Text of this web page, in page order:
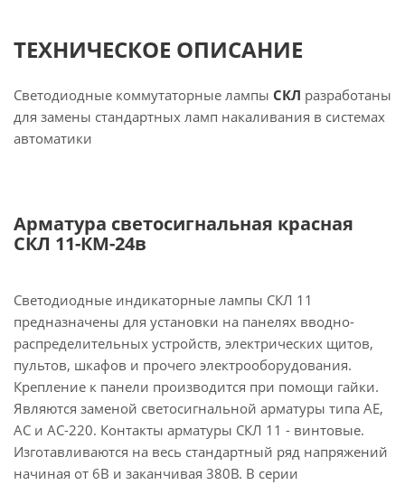
ТЕХНИЧЕСКОЕ ОПИСАНИЕ
Светодиодные коммутаторные лампы СКЛ разработаны
для замены стандартных ламп накаливания в системах
автоматики
Арматура светосигнальная красная
СКЛ 11-КМ-24в
Светодиодные индикаторные лампы СКЛ 11
предназначены для установки на панелях вводно-
распределительных устройств, электрических щитов,
пультов, шкафов и прочего электрооборудования.
Крепление к панели производится при помощи гайки.
Являются заменой светосигнальной арматуры типа АЕ,
АС и АС-220. Контакты арматуры СКЛ 11 - винтовые.
Изготавливаются на весь стандартный ряд напряжений
начиная от 6В и заканчивая 380В. В серии